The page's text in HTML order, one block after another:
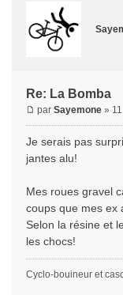
Re: La Bomba
par Sayemone »
Je serais pas
jantes alu!
Mes roues gravel
coups que mes ex
Selon la résine et
les chocs!
Cyclo-bouineur et